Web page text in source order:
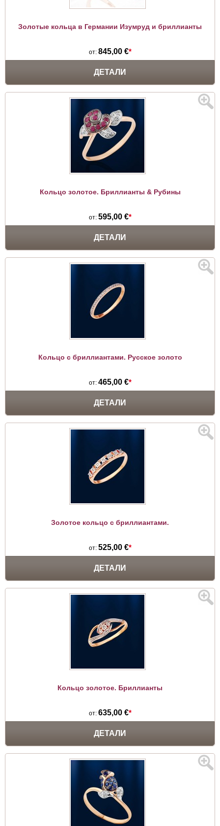
Золотые кольца в Германии Изумруд и бриллианты
от: 845,00 €*
ДЕТАЛИ
Кольцо золотое. Бриллианты & Рубины
от: 595,00 €*
ДЕТАЛИ
Кольцо с бриллиантами. Русское золото
от: 465,00 €*
ДЕТАЛИ
Золотое кольцо с бриллиантами.
от: 525,00 €*
ДЕТАЛИ
Кольцо золотое. Бриллианты
от: 635,00 €*
ДЕТАЛИ